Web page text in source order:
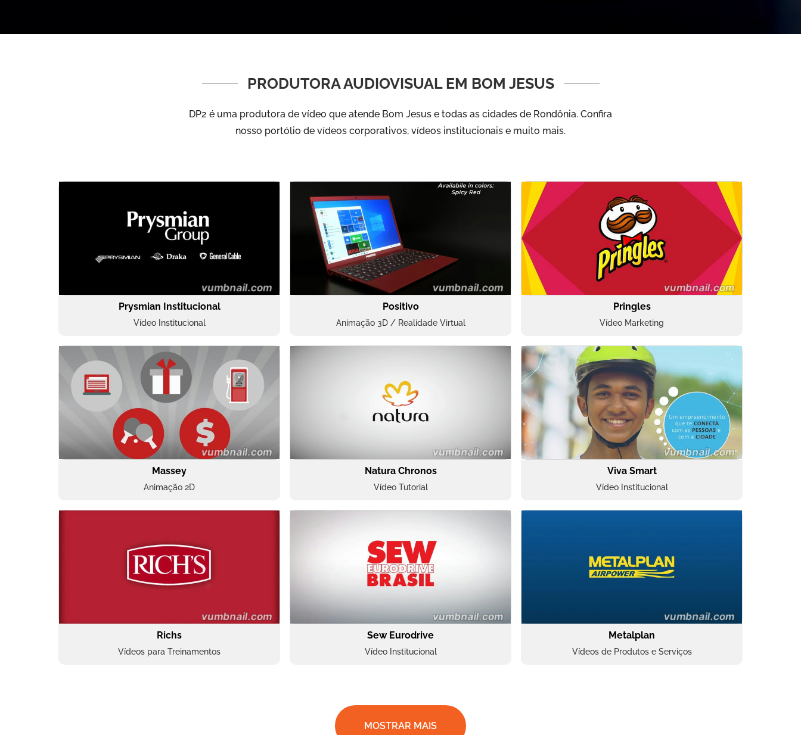
PRODUTORA AUDIOVISUAL EM BOM JESUS
DP2 é uma produtora de vídeo que atende Bom Jesus e todas as cidades de Rondônia. Confira
nosso portólio de vídeos corporativos, vídeos institucionais e muito mais.
Prysmian Institucional
Vídeo Institucional
Positivo
Animação 3D / Realidade Virtual
Pringles
Vídeo Marketing
Massey
Animação 2D
Natura Chronos
Vídeo Tutorial
Viva Smart
Vídeo Institucional
Richs
Vídeos para Treinamentos
Sew Eurodrive
Vídeo Institucional
Metalplan
Vídeos de Produtos e Serviços
MOSTRAR MAIS